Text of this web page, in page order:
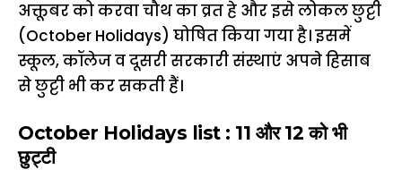
अक्तूबरकोकरवाचौथकाव्रतहे औरइसेलोकलछुट्टी
(October Holidays) घोषितकियागयाहै।इसमें
स्कूल,कॉलेजवदूसरीसरकारीसंस्थाएं अपनेहिसाब
सेछुट्टी भीकरसकतीहैं।
October Holidays list : 11 और12को भी
छुट्टी